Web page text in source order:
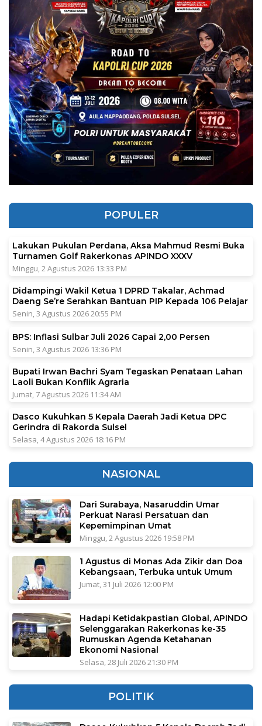
POPULER
Lakukan Pukulan Perdana, Aksa Mahmud Resmi Buka
Turnamen Golf Rakerkonas APINDO XXXV
Minggu, 2 Agustus 2026 13:33 PM
Didampingi Wakil Ketua 1 DPRD Takalar, Achmad
Daeng Se’re Serahkan Bantuan PIP Kepada 106 Pelajar
Senin, 3 Agustus 2026 20:55 PM
BPS: Inflasi Sulbar Juli 2026 Capai 2,00 Persen
Senin, 3 Agustus 2026 13:36 PM
Bupati Irwan Bachri Syam Tegaskan Penataan Lahan
Laoli Bukan Konflik Agraria
Jumat, 7 Agustus 2026 11:34 AM
Dasco Kukuhkan 5 Kepala Daerah Jadi Ketua DPC
Gerindra di Rakorda Sulsel
Selasa, 4 Agustus 2026 18:16 PM
NASIONAL
Dari Surabaya, Nasaruddin Umar
Perkuat Narasi Persatuan dan
Kepemimpinan Umat
Minggu, 2 Agustus 2026 19:58 PM
1 Agustus di Monas Ada Zikir dan Doa
Kebangsaan, Terbuka untuk Umum
Jumat, 31 Juli 2026 12:00 PM
Hadapi Ketidakpastian Global, APINDO
Selenggarakan Rakerkonas ke-35
Rumuskan Agenda Ketahanan
Ekonomi Nasional
Selasa, 28 Juli 2026 21:30 PM
POLITIK